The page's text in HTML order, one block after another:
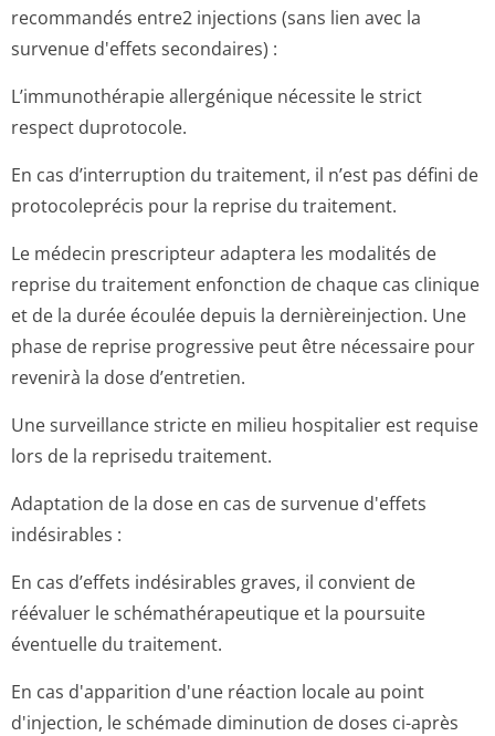
recommandés entre2 injections (sans lien avec la
survenue d'effets secondaires) :
L’immunothérapie allergénique nécessite le strict
respect duprotocole.
En cas d’interruption du traitement, il n’est pas défini de
protocoleprécis pour la reprise du traitement.
Le médecin prescripteur adaptera les modalités de
reprise du traitement enfonction de chaque cas clinique
et de la durée écoulée depuis la dernièreinjection. Une
phase de reprise progressive peut être nécessaire pour
revenirà la dose d’entretien.
Une surveillance stricte en milieu hospitalier est requise
lors de la reprisedu traitement.
Adaptation de la dose en cas de survenue d'effets
indésirables :
En cas d’effets indésirables graves, il convient de
réévaluer le schémathérapeutique et la poursuite
éventuelle du traitement.
En cas d'apparition d'une réaction locale au point
d'injection, le schémade diminution de doses ci-après